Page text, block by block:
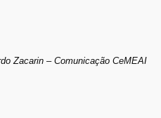
Zacarin – Comunicação CeMEAI